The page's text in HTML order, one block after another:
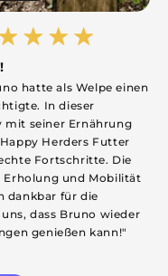
hatte als Welpe einen
In dieser
mit seiner Ernährung
Herders Futter
Fortschritte. Die
Erholung und Mobilität
dankbar für die
dass Bruno wieder
genießen kann!"